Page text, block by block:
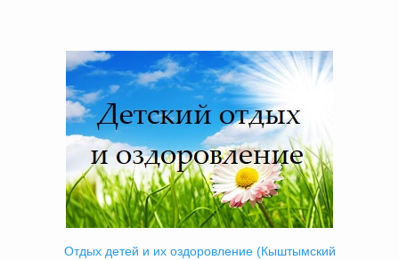
Отдых детей и их оздоровление (Кыштымский